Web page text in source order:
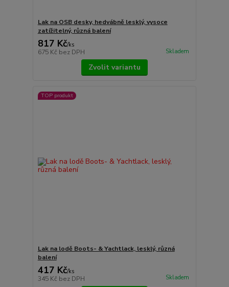
Lak na OSB desky, hedvábně lesklý, vysoce
zatížitelný, různá balení
817 Kč/ks
675 Kč bez DPH Skladem
Zvolit variantu
TOP produkt
Lak na lodě Boots- & Yachtlack, lesklý, různá
balení
417 Kč/ks
345 Kč bez DPH Skladem